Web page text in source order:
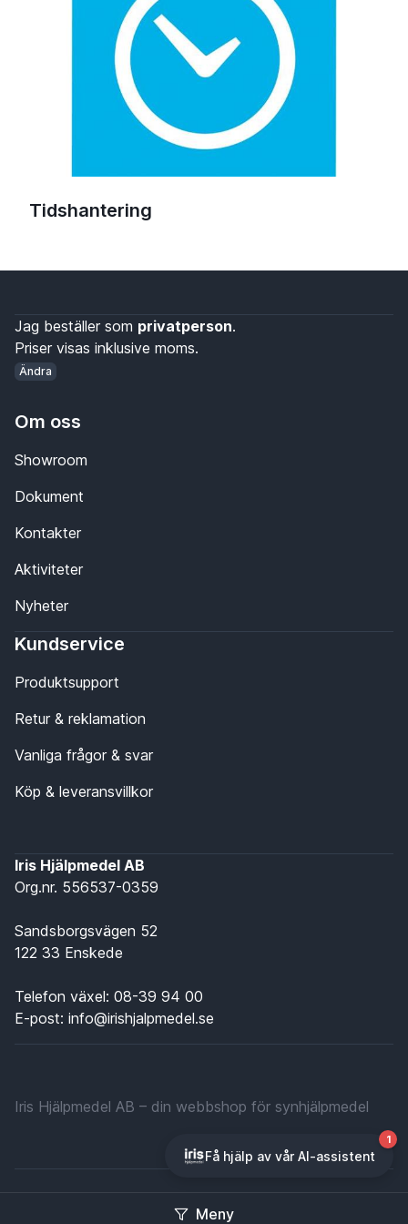
Tidshantering
Meny
Jag beställer som privatperson.
Priser visas inklusive moms.
Ändra
Om oss
Showroom
Dokument
Kontakter
Aktiviteter
Nyheter
Kundservice
Produktsupport
Retur & reklamation
Vanliga frågor & svar
Köp & leveransvillkor
Iris Hjälpmedel AB
Org.nr. 556537-0359
Sandsborgsvägen 52
122 33 Enskede
Telefon växel: 08-39 94 00
E-post: info@irishjalpmedel.se
Iris Hjälpmedel AB – din webbshop för synhjälpmedel